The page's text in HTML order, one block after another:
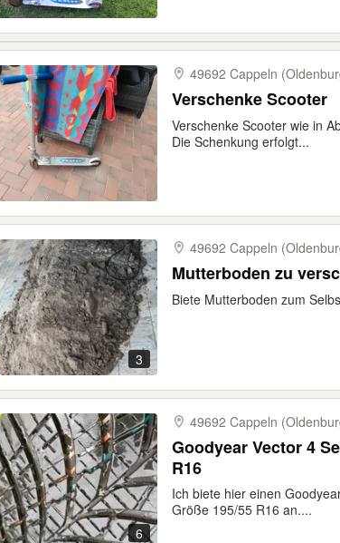
49692 Cappeln
Verschenke Scooter
Verschenke Scooter wie in
Die Schenkung erfolgt...
3
49692 Cappeln
Mutterboden zu
Biete Mutterboden zum
6
49692 Cappeln
Goodyear Vector 4
R16
Ich biete hier einen
Größe 195/55 R16 an....